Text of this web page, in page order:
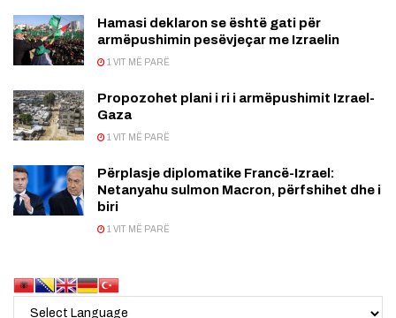
Hamasi deklaron se është gati për
armëpushimin pesëvjeçar me Izraelin
1 VIT MË PARË
Propozohet plani i ri i armëpushimit Izrael-
Gaza
1 VIT MË PARË
Përplasje diplomatike Francë-Izrael:
Netanyahu sulmon Macron, përfshihet dhe i
biri
1 VIT MË PARË